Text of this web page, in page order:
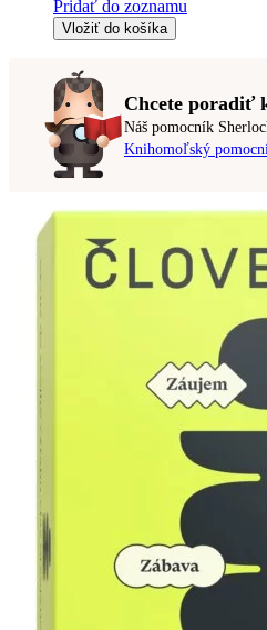
Pridať do zoznamu
Vložiť do košíka
Chcete poradiť
Náš pomocník
Knihomoľský